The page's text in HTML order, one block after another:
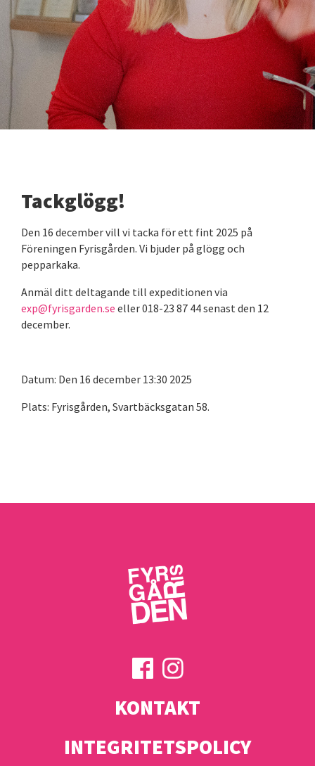
Tackglögg!
Den 16 december vill vi tacka för ett fint 2025 på
Föreningen Fyrisgården. Vi bjuder på glögg och
pepparkaka.
Anmäl ditt deltagande till expeditionen via
exp@fyrisgarden.se eller 018-23 87 44 senast den 12
december.
Datum: Den 16 december 13:30 2025
Plats: Fyrisgården, Svartbäcksgatan 58.
KONTAKT
INTEGRITETSPOLICY